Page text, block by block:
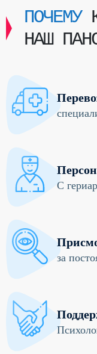
ПОЧЕМУ
НАШ
С
за